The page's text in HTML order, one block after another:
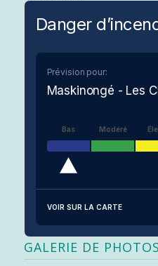
Danger
Prévision pour:
Maskinongé - Les
Bas Modéré
VOIR SUR LA CARTE
GALERIE DE PHOTOS